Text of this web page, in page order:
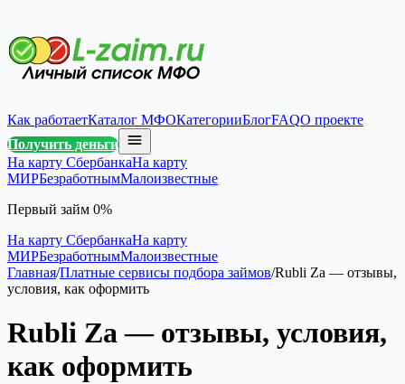
Как работаетКаталог МФОКатегорииБлогFAQО проекте
Получить деньги
На карту СбербанкаНа карту
МИРБезработнымМалоизвестные
Первый займ 0%
На карту СбербанкаНа карту
МИРБезработнымМалоизвестные
Главная/Платные сервисы подбора займов/Rubli Za — отзывы,
условия, как оформить
Rubli Za — отзывы, условия,
как оформить